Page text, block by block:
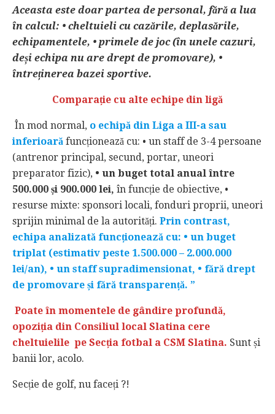
Aceasta este doar partea de personal, fără a lua
în calcul: • cheltuieli cu cazările, deplasările,
echipamentele, • primele de joc (în unele cazuri,
deși echipa nu are drept de promovare), •
întreținerea bazei sportive.
Comparație cu alte echipe din ligă
În mod normal, o echipă din Liga a III-a sau
inferioară funcționează cu: • un staff de 3-4 persoane
(antrenor principal, secund, portar, uneori
preparator fizic), • un buget total anual între
500.000 și 900.000 lei, în funcție de obiective, •
resurse mixte: sponsori locali, fonduri proprii, uneori
sprijin minimal de la autorități. Prin contrast,
echipa analizată funcționează cu: • un buget
triplat (estimativ peste 1.500.000 – 2.000.000
lei/an), • un staff supradimensionat, • fără drept
de promovare și fără transparență. ”
Poate în momentele de gândire profundă,
opoziția din Consiliul local Slatina cere
cheltuielile pe Secția fotbal a CSM Slatina. Sunt și
banii lor, acolo.
Secție de golf, nu faceți ?!